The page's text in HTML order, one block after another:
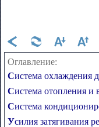
Оглавление:
Система охлаждения
Система отопления и
Система
Усилия затягивания